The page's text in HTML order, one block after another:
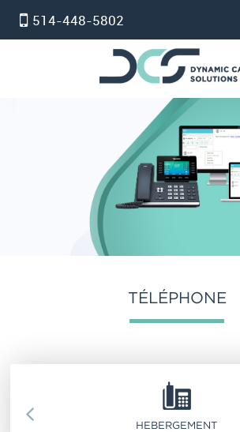
514-448-5802
SERVICE STANDARD
SERVICE PROFESSIONNEL
FORFAIT TÉLÉPHONE ET INTERNET
SERVICE 911
TÉLÉPHONE
HEBERGEMENT